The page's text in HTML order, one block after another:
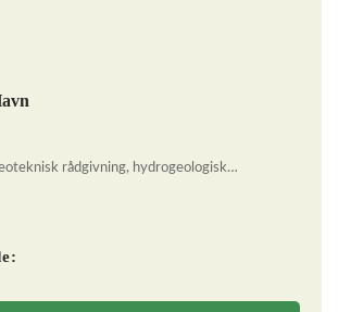
rådgivning, hydrogeologisk…